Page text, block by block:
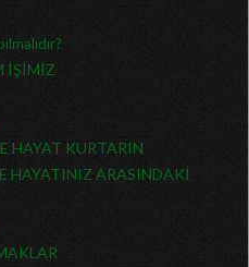
İŞİMİZ
HAYAT KURTARIN
HAYATINIZ ARASINDAKİ